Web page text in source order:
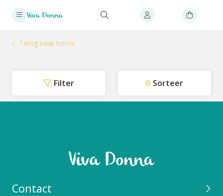
Terug naar home
Filter Sorteer
Contact